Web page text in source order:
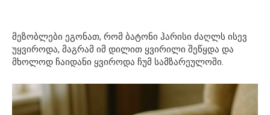
მეზობლები ეგონათ, რომ ბატონი ჰარისი ძაღლს ისევ
უყვიროდა, მაგრამ იმ დილით ყვირილი შეწყდა და
მხოლოდ ჩაიდანი ყვიროდა ჩუმ სამზარეულოში.